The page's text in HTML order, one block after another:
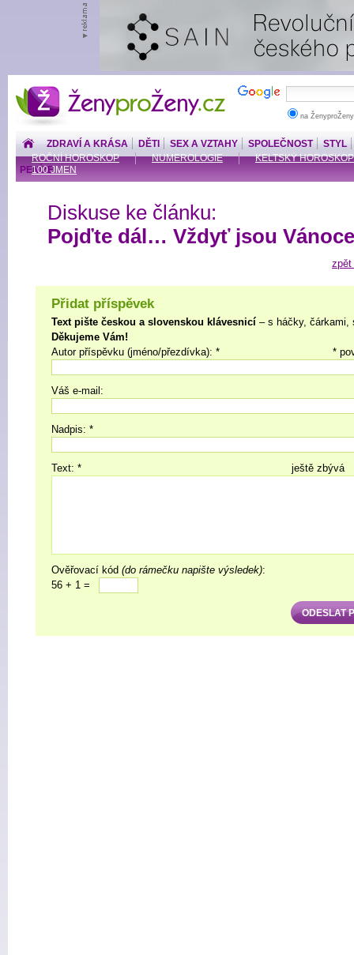
ŽenyproŽeny.cz
na
ZDRAVÍ A KRÁSA DĚTI SEX A VZTAHY SPOLEČNOST
STYL
ROČNÍ HOROSKOP
NUMEROLOGIE
KELTSKÝ HOROSKOP
100 JMEN
PENÍZE
Diskuse ke článku:
Pojďte dál… Vždyť jsou
zpět
Přidat příspěvek
Text pište českou a slovenskou klávesnicí – s háčky, čárkami,
Děkujeme Vám!
*
Autor příspěvku (jméno/přezdívka): *
Váš e-mail:
Nadpis: *
ještě zbývá
Text: *
Ověřovací kód (do rámečku napište výsledek):
56 + 1 =